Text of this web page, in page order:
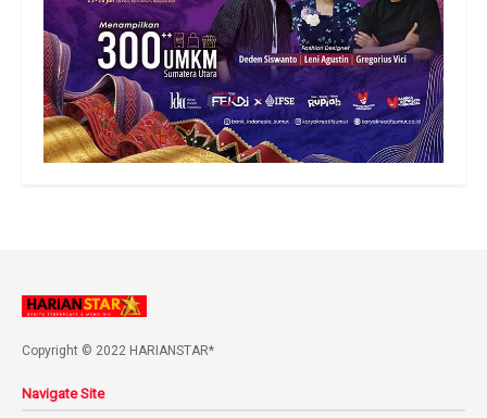
Copyright © 2022 HARIANSTAR*
Navigate Site